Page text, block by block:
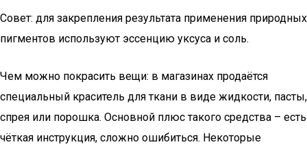
Совет: для закрепления результата применения природных
пигментов используют эссенцию уксуса и соль.
Чем можно покрасить вещи: в магазинах продаётся
специальный краситель для ткани в виде жидкости, пасты,
спрея или порошка. Основной плюс такого средства – есть
чёткая инструкция, сложно ошибиться. Некоторые